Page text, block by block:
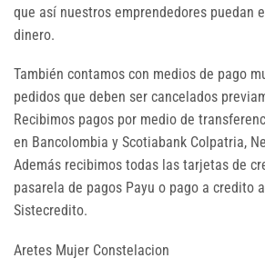
que así nuestros emprendedores puedan
dinero.
También contamos con medios de pago
pedidos que deben ser cancelados
Recibimos pagos por medio de
en Bancolombia y Scotiabank Colpatria,
Además recibimos todas las tarjetas de
pasarela de pagos Payu o pago a credito
Sistecredito.
Aretes Mujer Constelacion